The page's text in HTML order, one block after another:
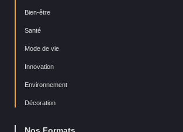
Bien-être
Santé
Mode de vie
Innovation
Environnement
Décoration